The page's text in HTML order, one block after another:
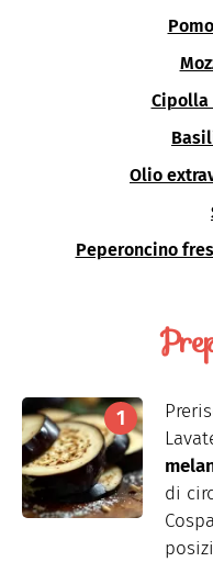
Cipolla
Olio
Peperoncino
di